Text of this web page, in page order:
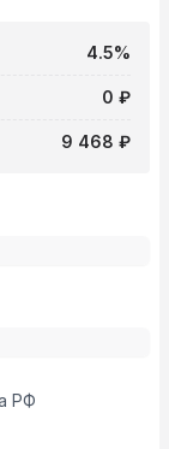
4.5%
0 ₽
9 468 ₽
РФ